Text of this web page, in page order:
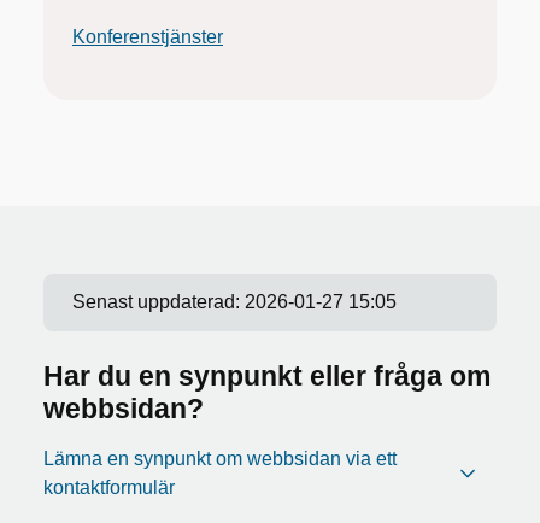
Konferenstjänster
Senast uppdaterad: 2026-01-27 15:05
Har du en synpunkt eller fråga om
webbsidan?
Lämna en synpunkt om webbsidan via ett
kontaktformulär